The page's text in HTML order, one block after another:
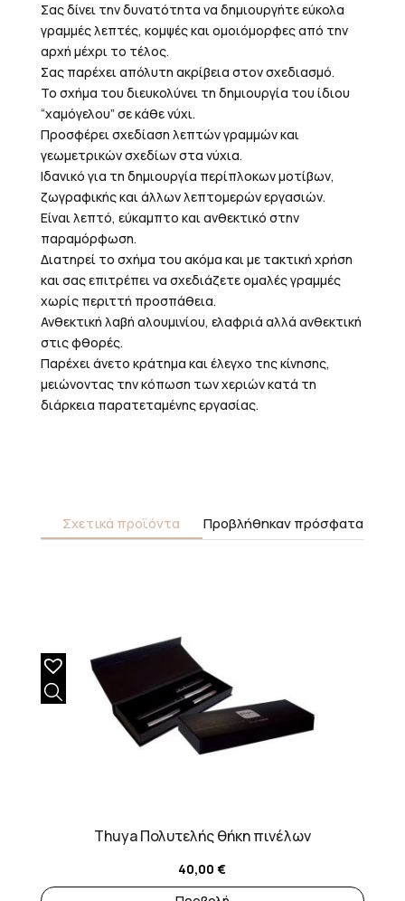
Σας δίνει την δυνατότητα να δημιουργήτε εύκολα
γραμμές λεπτές, κομψές και ομοιόμορφες από την
αρχή μέχρι το τέλος.
Σας παρέχει απόλυτη ακρίβεια στον σχεδιασμό.
Το σχήμα του διευκολύνει τη δημιουργία του ίδιου
“χαμόγελου” σε κάθε νύχι.
Προσφέρει σχεδίαση λεπτών γραμμών και
γεωμετρικών σχεδίων στα νύχια.
Ιδανικό για τη δημιουργία περίπλοκων μοτίβων,
ζωγραφικής και άλλων λεπτομερών εργασιών.
Είναι λεπτό, εύκαμπτο και ανθεκτικό στην
παραμόρφωση.
Διατηρεί το σχήμα του ακόμα και με τακτική χρήση
και σας επιτρέπει να σχεδιάζετε ομαλές γραμμές
χωρίς περιττή προσπάθεια.
Ανθεκτική λαβή αλουμινίου, ελαφριά αλλά ανθεκτική
στις φθορές.
Παρέχει άνετο κράτημα και έλεγχο της κίνησης,
μειώνοντας την κόπωση των χεριών κατά τη
διάρκεια παρατεταμένης εργασίας.
Σχετικά προϊόντα Προβλήθηκαν πρόσφατα
Thuya Πολυτελής θήκη πινέλων
40,00€